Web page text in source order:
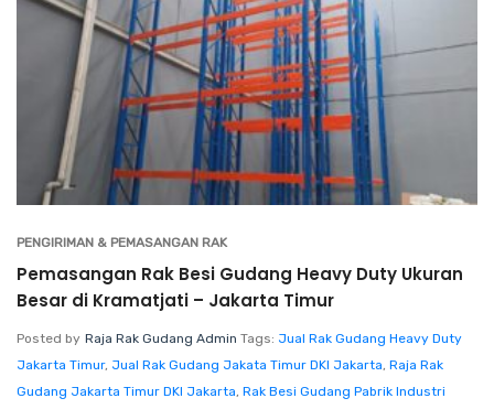
PENGIRIMAN & PEMASANGAN RAK
Pemasangan Rak Besi Gudang Heavy Duty Ukuran
Besar di Kramatjati – Jakarta Timur
Posted by Raja Rak Gudang Admin Tags: Jual Rak Gudang Heavy Duty
Jakarta Timur, Jual Rak Gudang Jakata Timur DKI Jakarta, Raja Rak
Gudang Jakarta Timur DKI Jakarta, Rak Besi Gudang Pabrik Industri